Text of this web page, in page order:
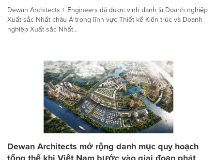
Dewan Architects + Engineers đã được vinh danh là Doanh nghiệp
Xuất sắc Nhất châu Á trong lĩnh vực Thiết kế Kiến trúc và Doanh
nghiệp Xuất sắc Nhất...
Dewan Architects mở rộng danh mục quy hoạch